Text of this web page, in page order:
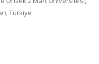
Türkiye